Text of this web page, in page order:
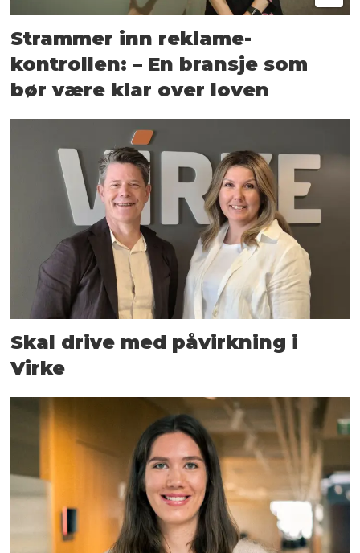
Strammer inn reklame-
kontrollen: – En bransje som
bør være klar over loven
Skal drive med påvirkning i
Virke